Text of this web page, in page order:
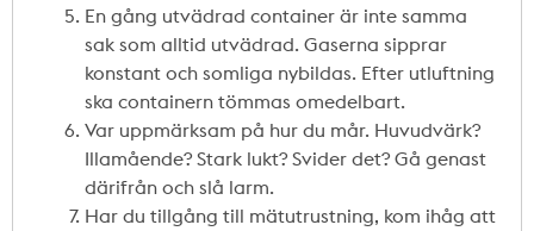
En gång utvädrad container är inte samma
sak som alltid utvädrad. Gaserna sipprar
konstant och somliga nybildas. Efter utluftning
ska containern tömmas omedelbart.
Var uppmärksam på hur du mår. Huvudvärk?
Illamående? Stark lukt? Svider det? Gå genast
därifrån och slå larm.
Har du tillgång till mätutrustning, kom ihåg att